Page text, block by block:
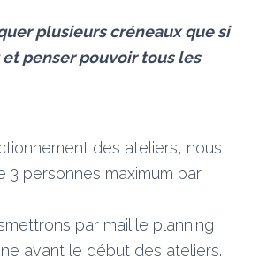
plusieurs créneaux que si
penser pouvoir tous les
des ateliers, nous
3 personnes maximum par
par mail le planning
avant le début des ateliers.